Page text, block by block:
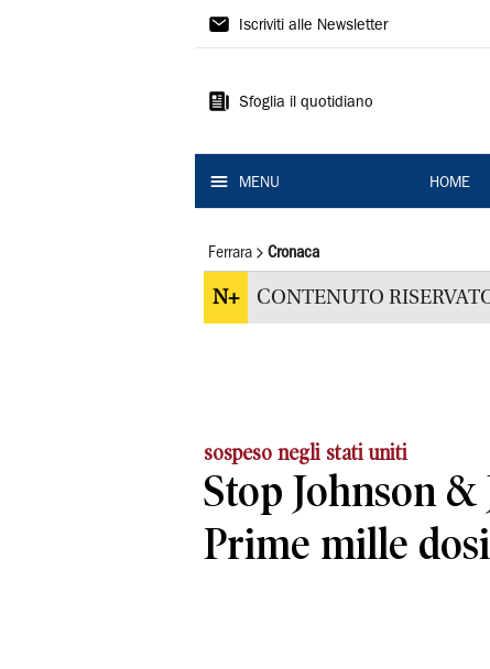
La
Ferrara
Iscriviti alle Newsletter
Sfoglia il quotidiano
MENU HOME
Ferrara Cronaca
N+ CONTENUTO
sospeso negli stati uniti
Stop Johnson &
Prime mille